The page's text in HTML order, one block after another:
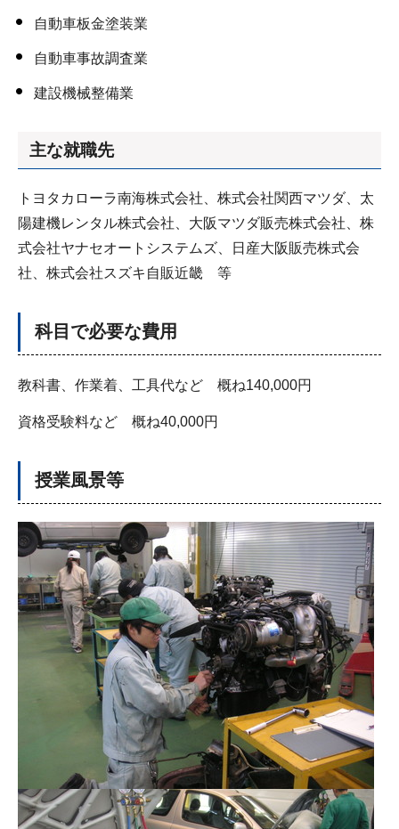
自動車板金塗装業
自動車事故調査業
建設機械整備業
主な就職先
トヨタカローラ南海株式会社、株式会社関西マツダ、太
陽建機レンタル株式会社、大阪マツダ販売株式会社、株
式会社ヤナセオートシステムズ、日産大阪販売株式会
社、株式会社スズキ自販近畿 等
科目で必要な費用
教科書、作業着、工具代など 概ね140,000円
資格受験料など 概ね40,000円
授業風景等